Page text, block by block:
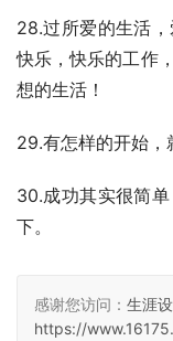
28.过所爱的生活
快乐，快乐的工作
想的生活！
29.有怎样的开始，
30.成功其实很简
下。
感谢您访问： 生涯
https://